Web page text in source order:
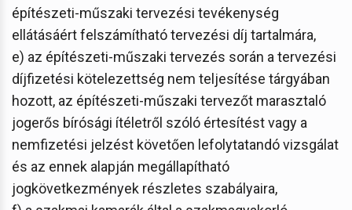
építészeti-műszaki tervezési tevékenység
ellátásáért felszámítható tervezési díj tartalmára,
e) az építészeti-műszaki tervezés során a tervezési
díjfizetési kötelezettség nem teljesítése tárgyában
hozott, az építészeti-műszaki tervezőt marasztaló
jogerős bírósági ítéletről szóló értesítést vagy a
nemfizetési jelzést követően lefolytatandó vizsgálat
és az ennek alapján megállapítható
jogkövetkezmények részletes szabályaira,